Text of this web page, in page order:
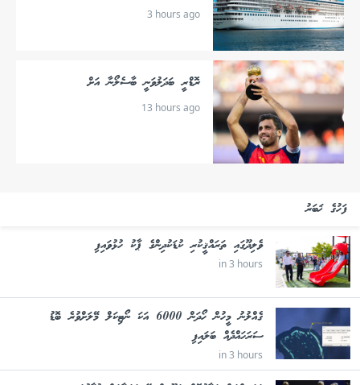
3 hours ago
ރޮޑްރީ ބަދަލުވަނީ ބާސެލޯނާ އަށް
13 hours ago
ފަހުގެ ޚަބަރު
ވެލިދޫގައި ތަރައްޤީކުރި ކުޑަކުދިންގެ ޕާކު ހުޅުވައިފި
in 3 hours
ގެއްލުނު މީހުން ހޯދަން 6000 އަކަ ނޯޓިކަލް މޭލަށްވުރެ ބޮޑު
ސަރަހައްދެއް ބަލައިފި
in 3 hours